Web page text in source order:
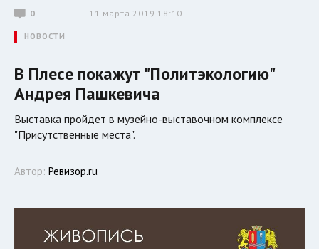
0 11 марта 2019 18:10
НОВОСТИ
В Плесе покажут "Политэкологию"
Андрея Пашкевича
Выставка пройдет в музейно-выставочном комплексе
"Присутственные места".
Автор: Ревизор.ru